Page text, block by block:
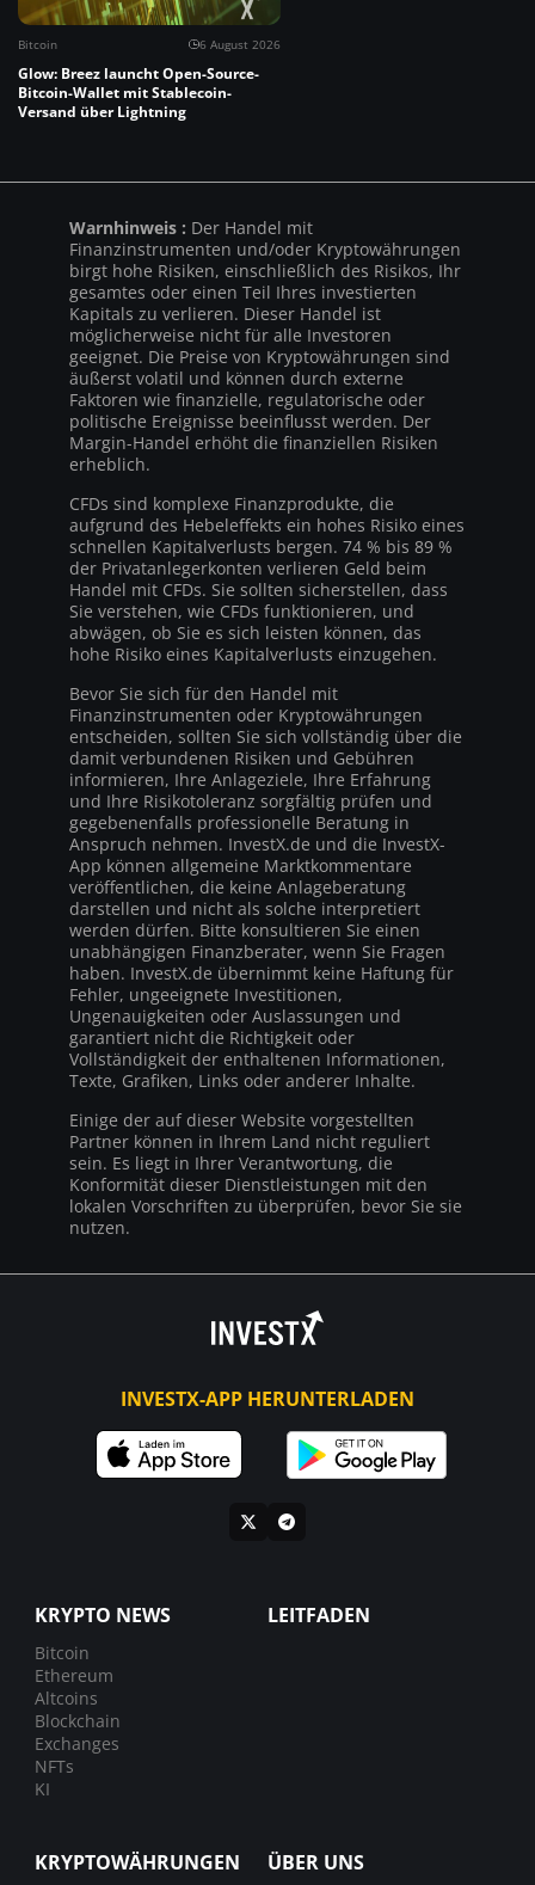
Bitcoin 6 August 2026
Glow: Breez launcht Open-Source-
Bitcoin-Wallet mit Stablecoin-
Versand über Lightning
Warnhinweis : Der Handel mit
Finanzinstrumenten und/oder Kryptowährungen
birgt hohe Risiken, einschließlich des Risikos, Ihr
gesamtes oder einen Teil Ihres investierten
Kapitals zu verlieren. Dieser Handel ist
möglicherweise nicht für alle Investoren
geeignet. Die Preise von Kryptowährungen sind
äußerst volatil und können durch externe
Faktoren wie finanzielle, regulatorische oder
politische Ereignisse beeinflusst werden. Der
Margin-Handel erhöht die finanziellen Risiken
erheblich.
CFDs sind komplexe Finanzprodukte, die
aufgrund des Hebeleffekts ein hohes Risiko eines
schnellen Kapitalverlusts bergen. 74 % bis 89 %
der Privatanlegerkonten verlieren Geld beim
Handel mit CFDs. Sie sollten sicherstellen, dass
Sie verstehen, wie CFDs funktionieren, und
abwägen, ob Sie es sich leisten können, das
hohe Risiko eines Kapitalverlusts einzugehen.
Bevor Sie sich für den Handel mit
Finanzinstrumenten oder Kryptowährungen
entscheiden, sollten Sie sich vollständig über die
damit verbundenen Risiken und Gebühren
informieren, Ihre Anlageziele, Ihre Erfahrung
und Ihre Risikotoleranz sorgfältig prüfen und
gegebenenfalls professionelle Beratung in
Anspruch nehmen. InvestX.de und die InvestX-
App können allgemeine Marktkommentare
veröffentlichen, die keine Anlageberatung
darstellen und nicht als solche interpretiert
werden dürfen. Bitte konsultieren Sie einen
unabhängigen Finanzberater, wenn Sie Fragen
haben. InvestX.de übernimmt keine Haftung für
Fehler, ungeeignete Investitionen,
Ungenauigkeiten oder Auslassungen und
garantiert nicht die Richtigkeit oder
Vollständigkeit der enthaltenen Informationen,
Texte, Grafiken, Links oder anderer Inhalte.
Einige der auf dieser Website vorgestellten
Partner können in Ihrem Land nicht reguliert
sein. Es liegt in Ihrer Verantwortung, die
Konformität dieser Dienstleistungen mit den
lokalen Vorschriften zu überprüfen, bevor Sie sie
nutzen.
INVESTX-APP HERUNTERLADEN
KRYPTO NEWS
Bitcoin
Ethereum
Altcoins
Blockchain
Exchanges
NFTs
KI
LEITFADEN
KRYPTOWÄHRUNGEN ÜBER UNS